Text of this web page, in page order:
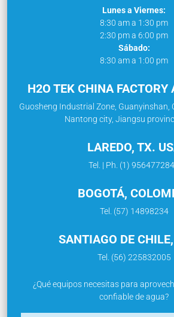
Lunes a Viernes:
8:30 am a 1:30 pm
2:30 pm a 6:00 pm
Sábado:
8:30 am a 1:00 pm
H2O TEK CHINA FACTORY
Guosheng Industrial Zone, Guanyinshan,
Nantong city, Jiangsu
LAREDO, TX.
Tel. | Ph. (1)
BOGOTÁ,
Tel. (57) 14898234
SANTIAGO DE
Tel. (56) 225832005
¿Qué equipos necesitas para
confiable de agua?